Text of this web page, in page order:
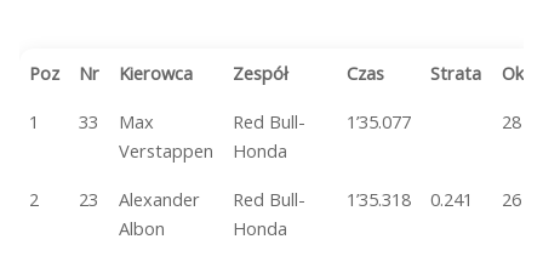
Poz Nr Kierowca Zespół Czas Strata
Okr
1
33
Max
Verstappen
Red Bull-
Honda
1’35.077 28
2 23
Alexander
Albon
Red Bull-
Honda
1’35.318 0.241 26